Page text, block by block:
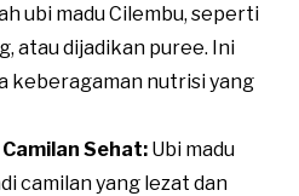
ubi madu Cilembu, seperti
atau dijadikan puree. Ini
keberagaman nutrisi yang
Sehat: Ubi madu
camilan yang lezat dan